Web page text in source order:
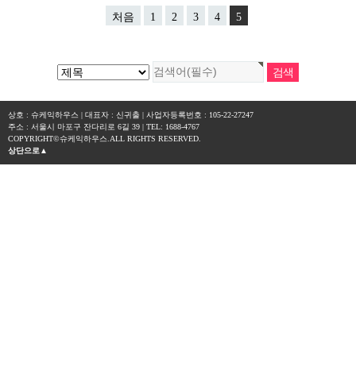
처음 1 2 3 4 5
상호 : 슈케익하우스 | 대표자 : 신귀출 | 사업자등록번호 : 105-22-27247
주소 : 서울시 마포구 잔다리로 6길 39 | TEL: 1688-4767
COPYRIGHT©슈케익하우스.ALL RIGHTS RESERVED.
상단으로▲